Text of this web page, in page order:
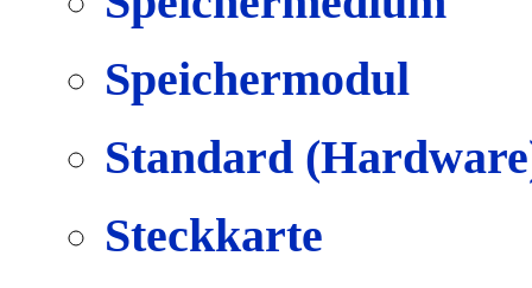
Speichermodul
Standard
Steckkarte